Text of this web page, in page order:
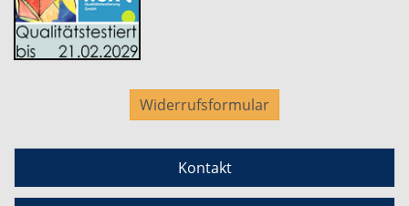
Widerrufsformular
Kontakt